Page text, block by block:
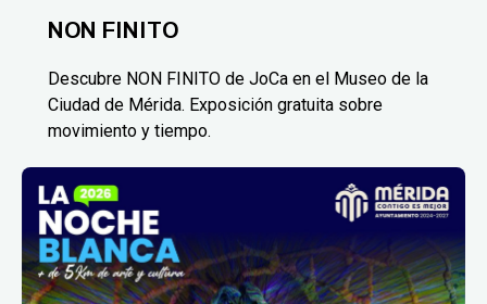
NON FINITO
Descubre NON FINITO de JoCa en el Museo de la
Ciudad de Mérida. Exposición gratuita sobre
movimiento y tiempo.